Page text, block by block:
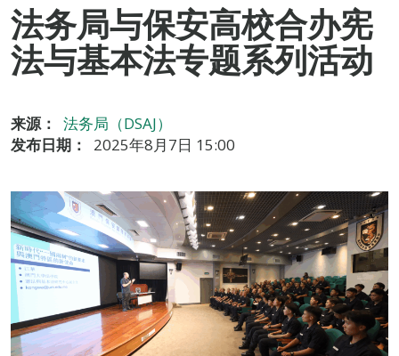
法务局与保安高校合办宪
法与基本法专题系列活动
来源：
法务局（DSAJ）
发布日期：
2025年8月7日 15:00